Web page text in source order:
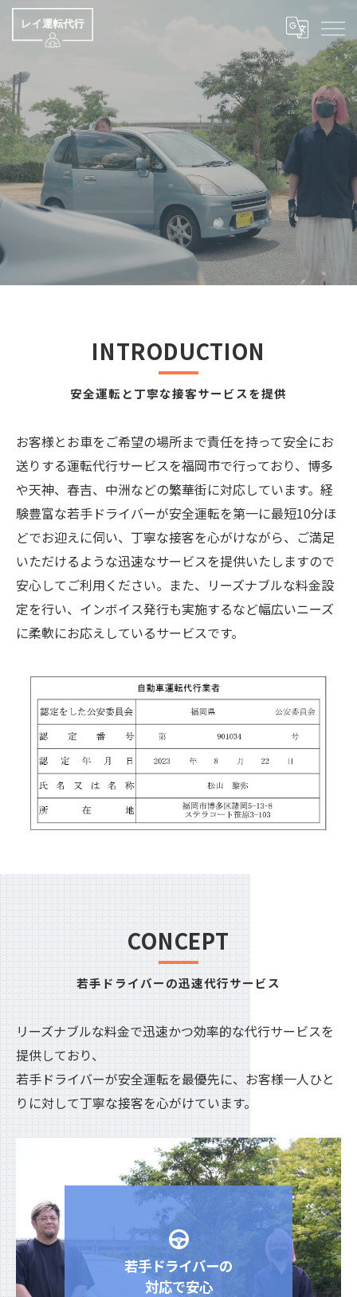
安全運転と丁寧な接客サービスを提供
INTRODUCTION
お客様とお車をご希望の場所まで責任を持って安全にお
送りする運転代行サービスを福岡市で行っており、博多
や天神、春吉、中洲などの繁華街に対応しています。経
験豊富な若手ドライバーが安全運転を第一に最短10分ほ
どでお迎えに伺い、丁寧な接客を心がけながら、ご満足
いただけるような迅速なサービスを提供いたしますので
安心してご利用ください。また、リーズナブルな料金設
定を行い、インボイス発行も実施するなど幅広いニーズ
に柔軟にお応えしているサービスです。
CONCEPT
若手ドライバーの迅速代行サービス
リーズナブルな料金で迅速かつ効率的な代行サービスを
提供しており、
若手ドライバーが安全運転を最優先に、お客様一人ひと
りに対して丁寧な接客を心がけています。
若手ドライバーの
対応で安心